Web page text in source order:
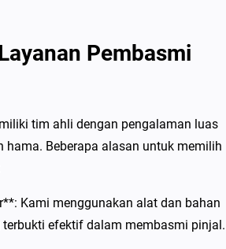
Pembasmi
tim ahli dengan pengalaman luas
hama. Beberapa alasan untuk memilih
Kami menggunakan alat dan bahan
efektif dalam membasmi pinjal.